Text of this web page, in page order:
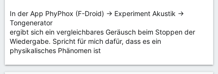
In der App PhyPhox (F-Droid) -> Experiment Akustik ->
Tongenerator
ergibt sich ein vergleichbares Geräusch beim Stoppen der
Wiedergabe. Spricht für mich dafür, dass es ein
physikalisches Phänomen ist